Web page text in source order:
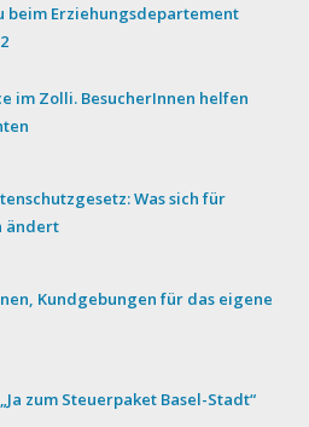
beim Erziehungsdepartement
im Zolli. BesucherInnen helfen
Was sich für
ändert
Kundgebungen für das eigene
zum Steuerpaket Basel-Stadt“